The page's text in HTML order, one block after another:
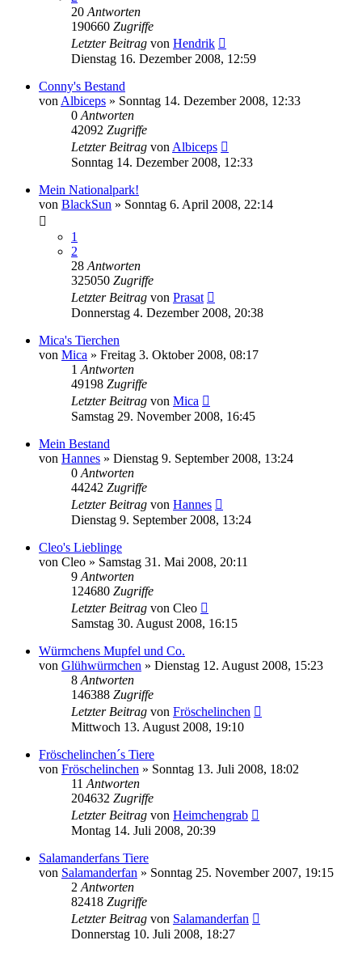
20 Antworten
190660 Zugriffe
Letzter Beitrag von Hendrik
Dienstag 16. Dezember 2008, 12:59
Conny's Bestand
von Albiceps » Sonntag 14. Dezember 2008, 12:33
0 Antworten
42092 Zugriffe
Letzter Beitrag von Albiceps
Sonntag 14. Dezember 2008, 12:33
Mein Nationalpark!
von BlackSun » Sonntag 6. April 2008, 22:14
1
2
28 Antworten
325050 Zugriffe
Letzter Beitrag von Prasat
Donnerstag 4. Dezember 2008, 20:38
Mica's Tierchen
von Mica » Freitag 3. Oktober 2008, 08:17
1 Antworten
49198 Zugriffe
Letzter Beitrag von Mica
Samstag 29. November 2008, 16:45
Mein Bestand
von Hannes » Dienstag 9. September 2008, 13:24
0 Antworten
44242 Zugriffe
Letzter Beitrag von Hannes
Dienstag 9. September 2008, 13:24
Cleo's Lieblinge
von Cleo » Samstag 31. Mai 2008, 20:11
9 Antworten
124680 Zugriffe
Letzter Beitrag von Cleo
Samstag 30. August 2008, 16:15
Würmchens Mupfel und Co.
von Glühwürmchen » Dienstag 12. August 2008, 15:23
8 Antworten
146388 Zugriffe
Letzter Beitrag von Fröschelinchen
Mittwoch 13. August 2008, 19:10
Fröschelinchen´s Tiere
von Fröschelinchen » Sonntag 13. Juli 2008, 18:02
11 Antworten
204632 Zugriffe
Letzter Beitrag von Heimchengrab
Montag 14. Juli 2008, 20:39
Salamanderfans Tiere
von Salamanderfan » Sonntag 25. November 2007, 19:15
2 Antworten
82418 Zugriffe
Letzter Beitrag von Salamanderfan
Donnerstag 10. Juli 2008, 18:27